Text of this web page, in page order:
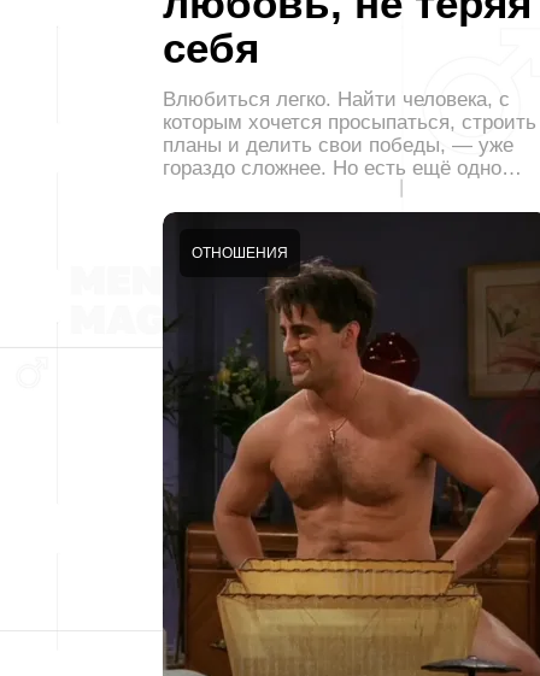
себя
Влюбиться легко. Найти человека, с
которым хочется просыпаться, строить
планы и делить свои победы, — уже
гораздо сложнее. Но есть ещё одно…
ОТНОШЕНИЯ